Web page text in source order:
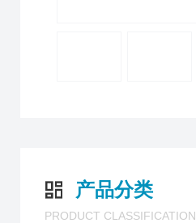
产品分类
PRODUCT CLASSIFICATION